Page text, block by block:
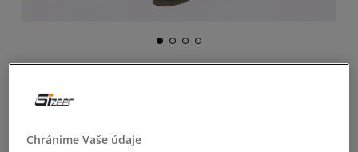
PANT
Chránime Vaše údaje